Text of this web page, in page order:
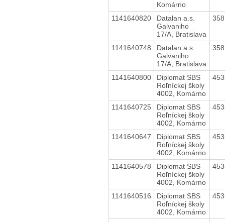
Komárno
1141640820
Datalan a.s.
Galvaniho
17/A, Bratislava
1141640748
Datalan a.s.
Galvaniho
17/A, Bratislava
1141640800
Diplomat SBS
Roľníckej školy
4002, Komárno
1141640725
Diplomat SBS
Roľníckej školy
4002, Komárno
1141640647
Diplomat SBS
Roľníckej školy
4002, Komárno
1141640578
Diplomat SBS
Roľníckej školy
4002, Komárno
1141640516
Diplomat SBS
Roľníckej školy
4002, Komárno